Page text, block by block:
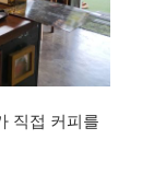
직접 커피를